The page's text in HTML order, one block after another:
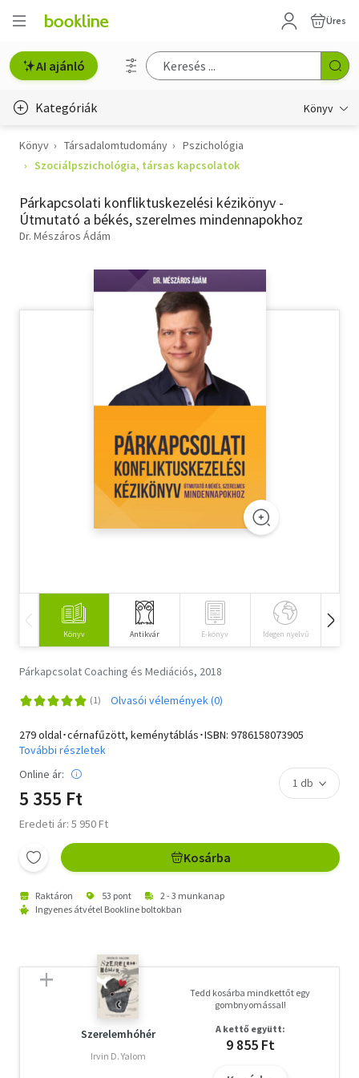
Üres
AI ajánló
Kategóriák Könyv
Életmód, egészség
Gyermek- és ifjúsági
Társadalomtudomány
Természettudomány
Könyv Társadalomtudomány
Pszichológia
Szociálpszichológia, társas kapcsolatok
Párkapcsolati konfliktuskezelési kézikönyv -
Útmutató a békés, szerelmes mindennapokhoz
Dr. Mészáros Ádám
Könyv Antikvár E-könyv Idegen nyelvű
Párkapcsolat Coaching és Mediációs, 2018
Olvasói vélemények (0)
279 oldal･cérnafűzött, keménytáblás･ISBN: 9786158073905
További részletek
Online ár:
5 355 Ft
Eredeti ár: 5 950 Ft
Kosárba
Raktáron 53 pont
2 - 3 munkanap
Ingyenes átvétel Bookline boltokban
Szerelemhóhér
Irvin D. Yalom
Tedd kosárba mindkettőt egy
gombnyomással!
A kettő együtt:
9 855 Ft